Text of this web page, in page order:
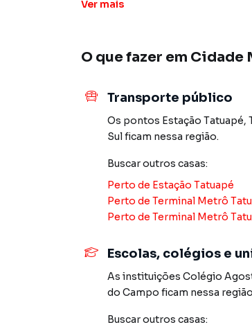
Unidade disponível: 3 quartos,
Condições de venda:
pagamento
Um imóvel moderno, em uma
conforto, segurança e valorização
Garanta já a sua unidade antes do
Casa para Venda em região
equipe pelo telefone (11) 2783-
A Imobiliária Xavier e Brito tem
sobrados, terrenos, lojas e
Ver mais
O que fazer em Cidade
Transporte público
Os pontos Estação Tatuapé,
Sulficam nessa região.
Buscar outros casas:
Perto de Estação Tatuapé
Perto de Terminal Metrô
Perto de Terminal Metrô
Escolas, colégios e
As instituições Colégio
do Campo ficam nessa
Buscar outros casas: